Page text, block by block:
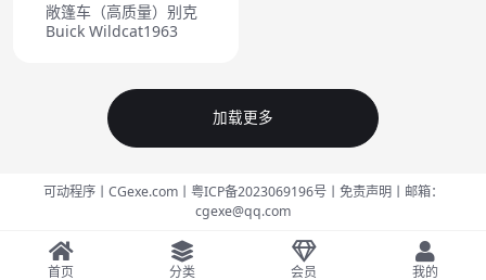
敞篷车（高质量）别克
Buick Wildcat1963
加载更多
可动程序丨CGexe.com丨粤ICP备2023069196号丨免责声明丨邮箱：
cgexe@qq.com
首页 分类 会员 我的